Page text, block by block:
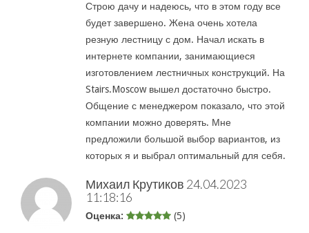
Строю дачу и надеюсь, что в этом году все
будет завершено. Жена очень хотела
резную лестницу с дом. Начал искать в
интернете компании, занимающиеся
изготовлением лестничных конструкций. На
Stairs.Moscow вышел достаточно быстро.
Общение с менеджером показало, что этой
компании можно доверять. Мне
предложили большой выбор вариантов, из
которых я и выбрал оптимальный для себя.
Михаил Крутиков 24.04.2023
11:18:16
Оценка: (5)